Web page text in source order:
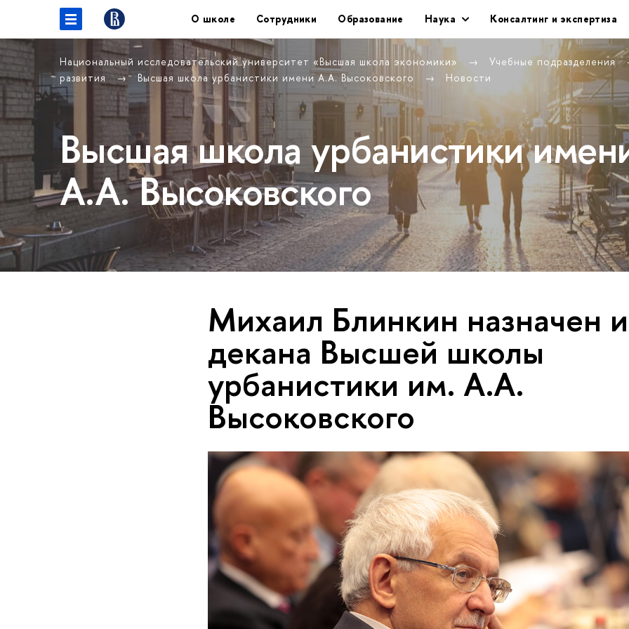
О школе Сотрудники Образование Наука Консалтинг и экспертиза
Национальный исследовательский университет «Высшая школа экономики»
Учебные подразделения
развития
Высшая школа урбанистики имени А.А. Высоковского Новости
Высшая школа урбанистики
А.А. Высоковского
Михаил Блинкин назначен
декана Высшей школы
урбанистики им. А.А.
Высоковского